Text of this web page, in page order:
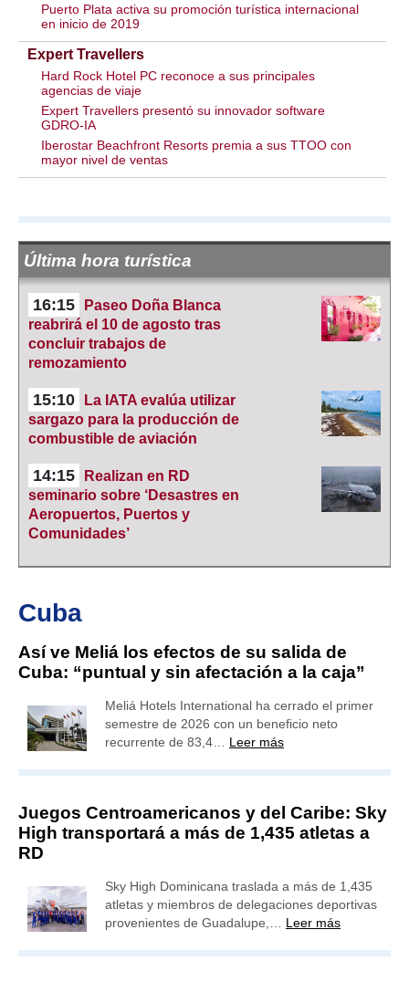
Puerto Plata activa su promoción turística internacional
en inicio de 2019
Expert Travellers
Hard Rock Hotel PC reconoce a sus principales
agencias de viaje
Expert Travellers presentó su innovador software
GDRO-IA
Iberostar Beachfront Resorts premia a sus TTOO con
mayor nivel de ventas
Última hora turística
16:15
Paseo Doña Blanca
reabrirá el 10 de agosto tras
concluir trabajos de
remozamiento
15:10
La IATA evalúa utilizar
sargazo para la producción de
combustible de aviación
14:15
Realizan en RD
seminario sobre ‘Desastres en
Aeropuertos, Puertos y
Comunidades’
Cuba
Así ve Meliá los efectos de su salida de
Cuba: “puntual y sin afectación a la caja”
Meliá Hotels International ha cerrado el primer
semestre de 2026 con un beneficio neto
recurrente de 83,4… Leer más
Juegos Centroamericanos y del Caribe: Sky
High transportará a más de 1,435 atletas a
RD
Sky High Dominicana traslada a más de 1,435
atletas y miembros de delegaciones deportivas
provenientes de Guadalupe,… Leer más